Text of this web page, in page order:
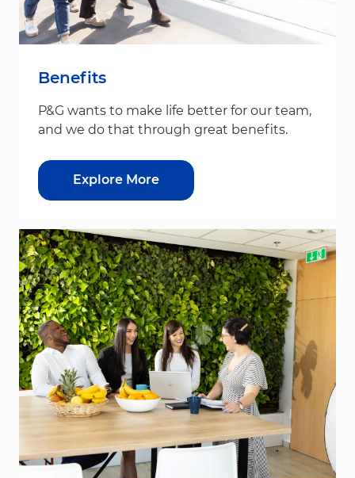
Benefits
P&G wants to make life better for our team,
and we do that through great benefits.
Explore More